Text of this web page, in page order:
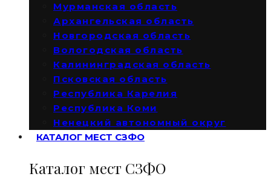
Мурманская область
Архангельская область
Новгородская область
Вологодская область
Калининградская область
Псковская область
Республика Карелия
Республика Коми
Ненецкий автономный округ
КАТАЛОГ МЕСТ СЗФО
Каталог мест СЗФО